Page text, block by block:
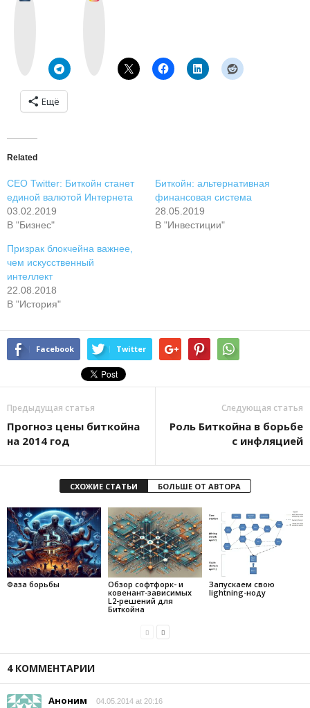
Ещё
Related
CEO Twitter: Биткойн станет
единой валютой Интернета
03.02.2019
В "Бизнес"
Биткойн: альтернативная
финансовая система
28.05.2019
В "Инвестиции"
Призрак блокчейна важнее,
чем искусственный
интеллект
22.08.2018
В "История"
Facebook Twitter
Предыдущая статья
Прогноз цены биткойна
на 2014 год
Следующая статья
Роль Биткойна в борьбе
с инфляцией
СХОЖИЕ СТАТЬИ БОЛЬШЕ ОТ АВТОРА
Фаза борьбы
Обзор софтфорк- и
ковенант-зависимых
L2-решений для
Биткойна
Запускаем свою
lightning-ноду
4 КОММЕНТАРИИ
Аноним 04.05.2014 at 20:16